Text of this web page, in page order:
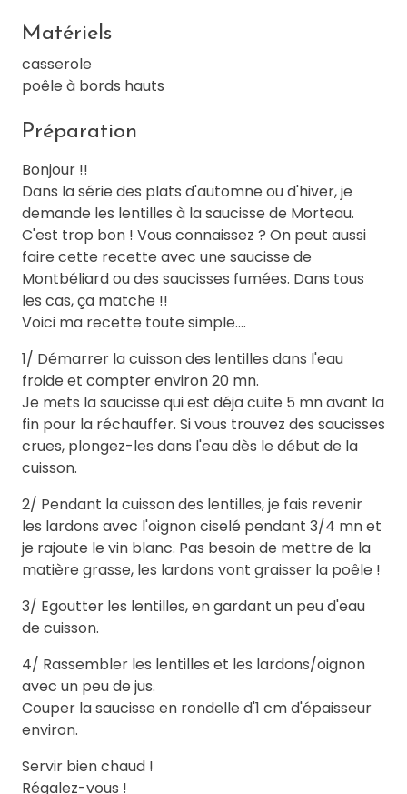
Matériels
casserole
poêle à bords hauts
Préparation
Bonjour !!
Dans la série des plats d'automne ou d'hiver, je
demande les lentilles à la saucisse de Morteau.
C'est trop bon ! Vous connaissez ? On peut aussi
faire cette recette avec une saucisse de
Montbéliard ou des saucisses fumées. Dans tous
les cas, ça matche !!
Voici ma recette toute simple....
1/ Démarrer la cuisson des lentilles dans l'eau
froide et compter environ 20 mn.
Je mets la saucisse qui est déja cuite 5 mn avant la
fin pour la réchauffer. Si vous trouvez des saucisses
crues, plongez-les dans l'eau dès le début de la
cuisson.
2/ Pendant la cuisson des lentilles, je fais revenir
les lardons avec l'oignon ciselé pendant 3/4 mn et
je rajoute le vin blanc. Pas besoin de mettre de la
matière grasse, les lardons vont graisser la poêle !
3/ Egoutter les lentilles, en gardant un peu d'eau
de cuisson.
4/ Rassembler les lentilles et les lardons/oignon
avec un peu de jus.
Couper la saucisse en rondelle d'1 cm d'épaisseur
environ.
Servir bien chaud !
Régalez-vous !